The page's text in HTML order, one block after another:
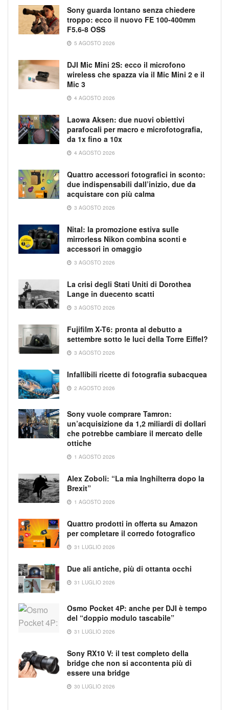
Sony guarda lontano senza chiedere
troppo: ecco il nuovo FE 100-400mm
F5.6-8 OSS
5 AGOSTO 2026
DJI Mic Mini 2S: ecco il microfono
wireless che spazza via il Mic Mini 2 e il
Mic 3
4 AGOSTO 2026
Laowa Aksen: due nuovi obiettivi
parafocali per macro e microfotografia,
da 1x fino a 10x
4 AGOSTO 2026
Quattro accessori fotografici in sconto:
due indispensabili dall’inizio, due da
acquistare con più calma
3 AGOSTO 2026
Nital: la promozione estiva sulle
mirrorless Nikon combina sconti e
accessori in omaggio
3 AGOSTO 2026
La crisi degli Stati Uniti di Dorothea
Lange in duecento scatti
3 AGOSTO 2026
Fujifilm X-T6: pronta al debutto a
settembre sotto le luci della Torre Eiffel?
3 AGOSTO 2026
Infallibili ricette di fotografia subacquea
2 AGOSTO 2026
Sony vuole comprare Tamron:
un’acquisizione da 1,2 miliardi di dollari
che potrebbe cambiare il mercato delle
ottiche
1 AGOSTO 2026
Alex Zoboli: “La mia Inghilterra dopo la
Brexit”
1 AGOSTO 2026
Quattro prodotti in offerta su Amazon
per completare il corredo fotografico
31 LUGLIO 2026
Due ali antiche, più di ottanta occhi
31 LUGLIO 2026
Osmo Pocket 4P: anche per DJI è tempo
del “doppio modulo tascabile”
31 LUGLIO 2026
Sony RX10 V: il test completo della
bridge che non si accontenta più di
essere una bridge
30 LUGLIO 2026